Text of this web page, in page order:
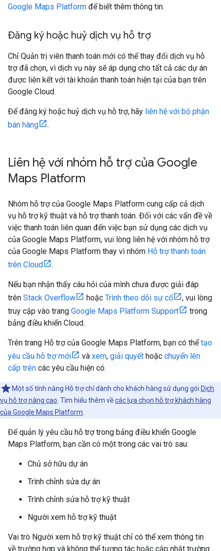
Google Maps Platform để biết thêm thông tin.
Đăng ký hoặc huỷ dịch vụ hỗ trợ
Chỉ Quản trị viên thanh toán mới có thể thay đổi dịch vụ hỗ
trợ đã chọn, vì dịch vụ này sẽ áp dụng cho tất cả các dự án
được liên kết với tài khoản thanh toán hiện tại của bạn trên
Google Cloud.
Để đăng ký hoặc huỷ dịch vụ hỗ trợ, hãy liên hệ với bộ phận
bán hàng
.
Liên hệ với nhóm hỗ trợ của Google
Maps Platform
Nhóm hỗ trợ của Google Maps Platform cung cấp cả dịch
vụ hỗ trợ kỹ thuật và hỗ trợ thanh toán. Đối với các vấn đề về
việc thanh toán liên quan đến việc bạn sử dụng các dịch vụ
của Google Maps Platform, vui lòng liên hệ với nhóm hỗ trợ
của Google Maps Platform thay vì nhóm Hỗ trợ thanh toán
trên Cloud
.
Nếu bạn nhận thấy câu hỏi của mình chưa được giải đáp
trên Stack Overflow hoặc Trình theo dõi sự cố
, vui lòng
truy cập vào trang Google Maps Platform Support
trong
bảng điều khiển Cloud.
Trên trang Hỗ trợ của Google Maps Platform, bạn có thểtạo
yêu cầu hỗ trợ mới
và xem, giải quyết hoặc chuyển lên
cấp trên các yêu cầu hiện có.
Một số tính năng Hỗ trợ chỉ dành cho khách hàng sử dụng gói Dịch
vụ hỗ trợ nâng cao . Tìm hiểu thêm vềcác lựa chọn hỗ trợ khách hàng
của Google Maps Platform
Để quản lý yêu cầu hỗ trợ trong bảng điều khiển Google
Maps Platform, bạn cần có một trong các vai trò sau:
Chủ sở hữu dự án
Trình chỉnh sửa dự án
Trình chỉnh sửa hỗ trợ kỹ thuật
Người xem hỗ trợ kỹ thuật
Vai trò Người xem hỗ trợ kỹ thuật chỉ có thể xem thông tin
về trường hợp và không thể tương tác hoặc cập nhật trường